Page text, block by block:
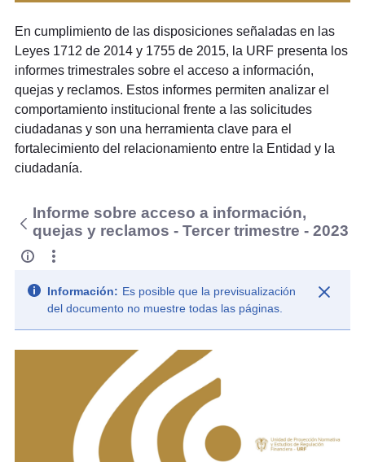
En cumplimiento de las disposiciones señaladas en las
Leyes 1712 de 2014 y 1755 de 2015, la URF presenta los
informes trimestrales sobre el acceso a información,
quejas y reclamos. Estos informes permiten analizar el
comportamiento institucional frente a las solicitudes
ciudadanas y son una herramienta clave para el
fortalecimiento del relacionamiento entre la Entidad y la
ciudadanía.
Informe sobre acceso a información,
quejas y reclamos - Tercer trimestre - 2023
Información: Es posible que la previsualización
del documento no muestre todas las páginas.